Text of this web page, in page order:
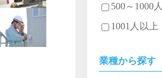
500～1000人
1001人以上
業種から探す